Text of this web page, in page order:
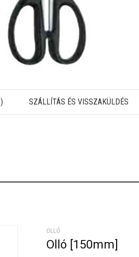
SZÁLLÍTÁS ÉS VISSZAKÜLDÉS
OLLÓ
Olló [150mm]